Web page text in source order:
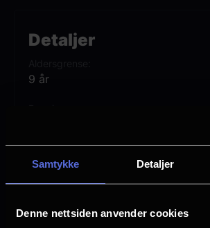
Samtykke Detaljer
Denne nettsiden anvender cookies
Detaljer
9 år
2 timer 18 min
Jon M. Chu